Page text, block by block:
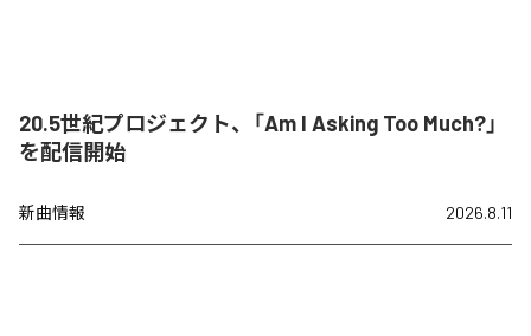
20.5世紀プロジェクト、「Am I Asking Too Much?」
を配信開始
新曲情報 2026.8.11